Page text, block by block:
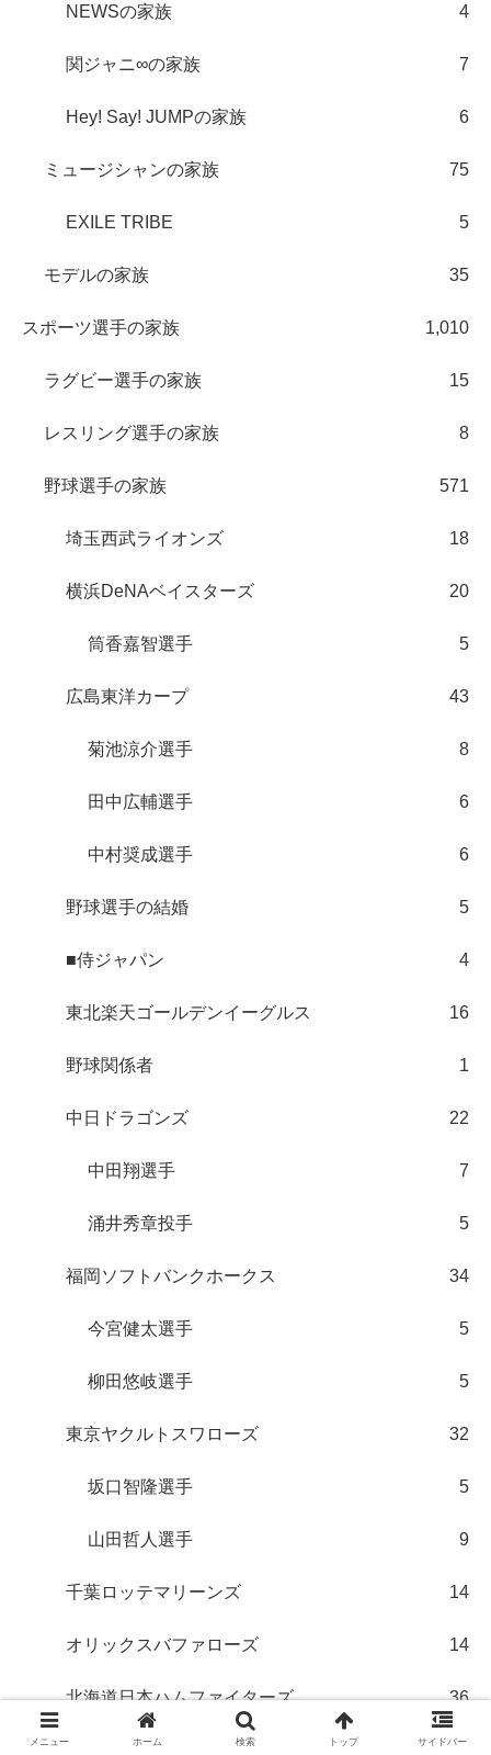
NEWSの家族 4
関ジャニ∞の家族 7
Hey! Say! JUMPの家族 6
ミュージシャンの家族 75
EXILE TRIBE 5
モデルの家族 35
スポーツ選手の家族 1,010
ラグビー選手の家族 15
レスリング選手の家族 8
野球選手の家族 571
埼玉西武ライオンズ 18
横浜DeNAベイスターズ 20
筒香嘉智選手 5
広島東洋カープ 43
菊池涼介選手 8
田中広輔選手 6
中村奨成選手 6
野球選手の結婚 5
■侍ジャパン 4
東北楽天ゴールデンイーグルス 16
野球関係者 1
中日ドラゴンズ 22
中田翔選手 7
涌井秀章投手 5
福岡ソフトバンクホークス 34
今宮健太選手 5
柳田悠岐選手 5
東京ヤクルトスワローズ 32
坂口智隆選手 5
山田哲人選手 9
千葉ロッテマリーンズ 14
オリックスバファローズ 14
北海道日本ハムファイターズ 36
清宮幸太郎選手
メニュー ホーム 検索 トップ サイドバー